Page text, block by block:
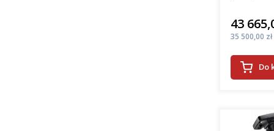
Cena
43
Cena
35 500,00 zł
Do